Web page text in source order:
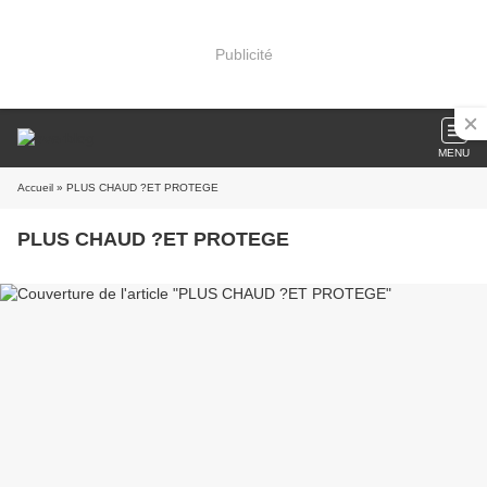
Publicité
MENU
Accueil » PLUS CHAUD ?ET PROTEGE
PLUS CHAUD ?ET PROTEGE